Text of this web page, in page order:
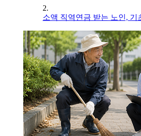
2.
소액 직역연금 받는 노인, 기